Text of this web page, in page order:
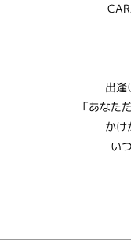
出逢
「あなた
かけ
い